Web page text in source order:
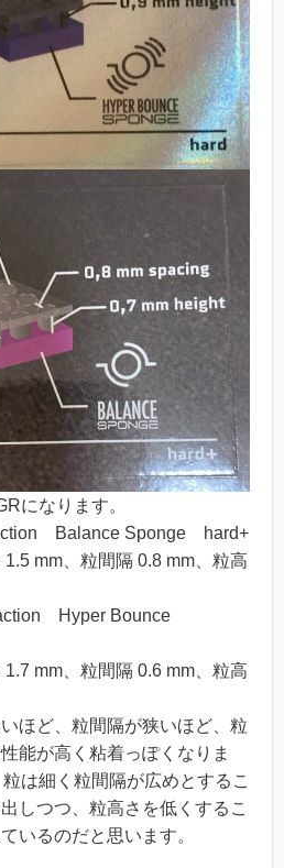
になります。
Balance Sponge hard+
粒間隔 0.8 mm、粒高
Hyper Bounce
粒間隔 0.6 mm、粒高
ほど、粒間隔が狭いほど、粒
能が高く粘着っぽくなりま
は細く粒間隔が広めとするこ
しつつ、粒高さを低くするこ
いるのだと思います。